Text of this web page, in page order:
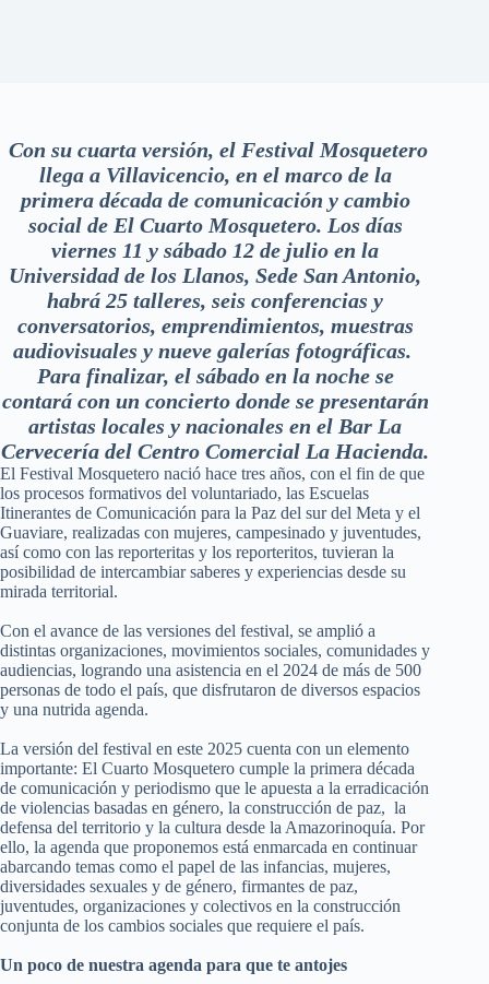
Con su cuarta versión, el Festival Mosquetero
llega a Villavicencio, en el marco de la
primera década de comunicación y cambio
social de El Cuarto Mosquetero. Los días
viernes 11 y sábado 12 de julio en la
Universidad de los Llanos, Sede San Antonio,
habrá 25 talleres, seis conferencias y
conversatorios, emprendimientos, muestras
audiovisuales y nueve galerías fotográficas.
Para finalizar, el sábado en la noche se
contará con un concierto donde se presentarán
artistas locales y nacionales en el Bar La
Cervecería del Centro Comercial La Hacienda.
El Festival Mosquetero nació hace tres años, con el fin de que
los procesos formativos del voluntariado, las Escuelas
Itinerantes de Comunicación para la Paz del sur del Meta y el
Guaviare, realizadas con mujeres, campesinado y juventudes,
así como con las reporteritas y los reporteritos, tuvieran la
posibilidad de intercambiar saberes y experiencias desde su
mirada territorial.
Con el avance de las versiones del festival, se amplió a
distintas organizaciones, movimientos sociales, comunidades y
audiencias, logrando una asistencia en el 2024 de más de 500
personas de todo el país, que disfrutaron de diversos espacios
y una nutrida agenda.
La versión del festival en este 2025 cuenta con un elemento
importante: El Cuarto Mosquetero cumple la primera década
de comunicación y periodismo que le apuesta a la erradicación
de violencias basadas en género, la construcción de paz, la
defensa del territorio y la cultura desde la Amazorinoquía. Por
ello, la agenda que proponemos está enmarcada en continuar
abarcando temas como el papel de las infancias, mujeres,
diversidades sexuales y de género, firmantes de paz,
juventudes, organizaciones y colectivos en la construcción
conjunta de los cambios sociales que requiere el país.
Un poco de nuestra agenda para que te antojes